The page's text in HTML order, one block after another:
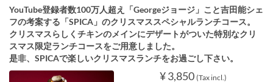
YouTube登録者数100万人超え「Georgeジョージ」こと吉田能シェ
フの考案する「SPICA」のクリスマススペシャルランチコース。
クリスマスらしくチキンのメインにデザートがついた特別なクリ
スマス限定ランチコースをご用意しました。
是非、SPICAで楽しいクリスマスランチをお過ごし下さい。
¥ 3,850 (Tax incl.)